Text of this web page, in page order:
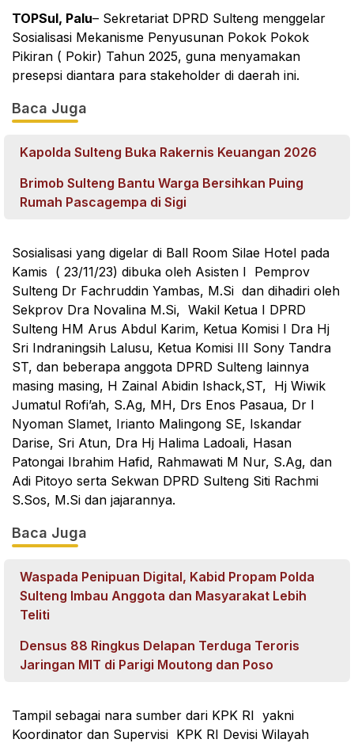
TOPSul, Palu– Sekretariat DPRD Sulteng menggelar
Sosialisasi Mekanisme Penyusunan Pokok Pokok
Pikiran ( Pokir) Tahun 2025, guna menyamakan
presepsi diantara para stakeholder di daerah ini.
Baca Juga
Kapolda Sulteng Buka Rakernis Keuangan 2026
Brimob Sulteng Bantu Warga Bersihkan Puing
Rumah Pascagempa di Sigi
Sosialisasi yang digelar di Ball Room Silae Hotel pada
Kamis ( 23/11/23) dibuka oleh Asisten I Pemprov
Sulteng Dr Fachruddin Yambas, M.Si dan dihadiri oleh
Sekprov Dra Novalina M.Si, Wakil Ketua I DPRD
Sulteng HM Arus Abdul Karim, Ketua Komisi I Dra Hj
Sri Indraningsih Lalusu, Ketua Komisi III Sony Tandra
ST, dan beberapa anggota DPRD Sulteng lainnya
masing masing, H Zainal Abidin Ishack,ST, Hj Wiwik
Jumatul Rofi’ah, S.Ag, MH, Drs Enos Pasaua, Dr I
Nyoman Slamet, Irianto Malingong SE, Iskandar
Darise, Sri Atun, Dra Hj Halima Ladoali, Hasan
Patongai Ibrahim Hafid, Rahmawati M Nur, S.Ag, dan
Adi Pitoyo serta Sekwan DPRD Sulteng Siti Rachmi
S.Sos, M.Si dan jajarannya.
Baca Juga
Waspada Penipuan Digital, Kabid Propam Polda
Sulteng Imbau Anggota dan Masyarakat Lebih
Teliti
Densus 88 Ringkus Delapan Terduga Teroris
Jaringan MIT di Parigi Moutong dan Poso
Tampil sebagai nara sumber dari KPK RI yakni
Koordinator dan Supervisi KPK RI Devisi Wilayah